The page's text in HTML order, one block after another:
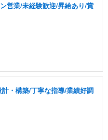
営業/未経験歓迎/昇給あり/賞
・構築/丁寧な指導/業績好調